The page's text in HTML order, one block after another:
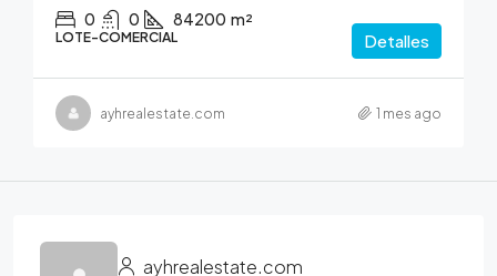
0 0 84200 m²
LOTE-COMERCIAL Detalles
ayhrealestate.com 1 mes ago
ayhrealestate.com